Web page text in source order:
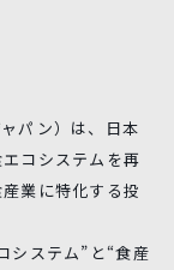
パン）は、日本
コシステムを再
業に特化する投
システム”と“食産